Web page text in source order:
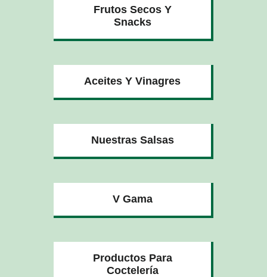
Frutos Secos Y
Snacks
Aceites Y Vinagres
Nuestras Salsas
V Gama
Productos Para
Coctelería